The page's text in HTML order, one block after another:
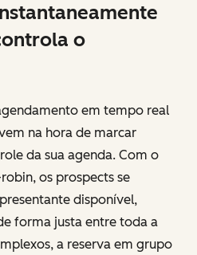
o
em tempo real
na hora de marcar
da sua agenda. Com o
os prospects se
disponível,
forma justa entre toda a
a reserva em grupo